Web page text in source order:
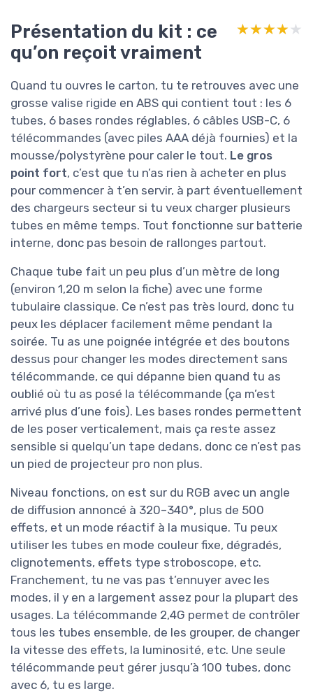
Présentation du kit : ce
qu’on reçoit vraiment
★★★★★
★★★★★
Quand tu ouvres le carton, tu te retrouves avec une
grosse valise rigide en ABS qui contient tout : les 6
tubes, 6 bases rondes réglables, 6 câbles USB-C, 6
télécommandes (avec piles AAA déjà fournies) et la
mousse/polystyrène pour caler le tout. Le gros
point fort, c’est que tu n’as rien à acheter en plus
pour commencer à t’en servir, à part éventuellement
des chargeurs secteur si tu veux charger plusieurs
tubes en même temps. Tout fonctionne sur batterie
interne, donc pas besoin de rallonges partout.
Chaque tube fait un peu plus d’un mètre de long
(environ 1,20 m selon la fiche) avec une forme
tubulaire classique. Ce n’est pas très lourd, donc tu
peux les déplacer facilement même pendant la
soirée. Tu as une poignée intégrée et des boutons
dessus pour changer les modes directement sans
télécommande, ce qui dépanne bien quand tu as
oublié où tu as posé la télécommande (ça m’est
arrivé plus d’une fois). Les bases rondes permettent
de les poser verticalement, mais ça reste assez
sensible si quelqu’un tape dedans, donc ce n’est pas
un pied de projecteur pro non plus.
Niveau fonctions, on est sur du RGB avec un angle
de diffusion annoncé à 320–340°, plus de 500
effets, et un mode réactif à la musique. Tu peux
utiliser les tubes en mode couleur fixe, dégradés,
clignotements, effets type stroboscope, etc.
Franchement, tu ne vas pas t’ennuyer avec les
modes, il y en a largement assez pour la plupart des
usages. La télécommande 2,4G permet de contrôler
tous les tubes ensemble, de les grouper, de changer
la vitesse des effets, la luminosité, etc. Une seule
télécommande peut gérer jusqu’à 100 tubes, donc
avec 6, tu es large.